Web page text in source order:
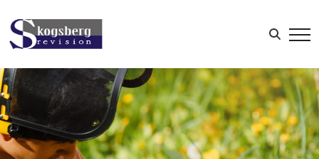
LOGGA IN
Sök efter: